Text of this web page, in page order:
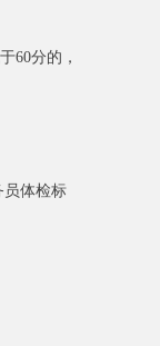
60分的，
员体检标